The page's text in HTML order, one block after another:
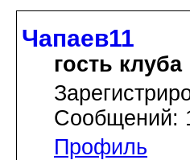
Чапаев11
гость клуба
Сообщений:
Профиль